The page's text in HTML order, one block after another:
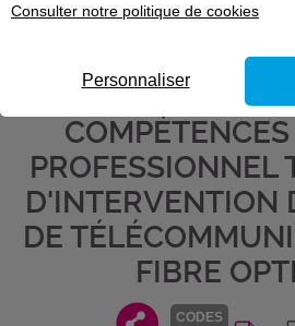
CODES
RÉSEAUX
FIBRE
PROFESSIONNEL
D'INTERVENTION
DE
FIBRE
Consulter notre politique de cookies
Personnaliser